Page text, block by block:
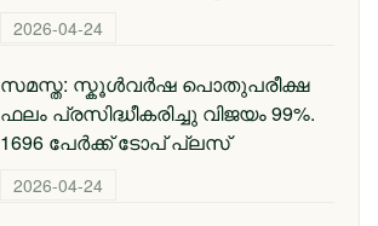
2026-04-24
സമസ്ത: സ്കൂള്‍വര്‍ഷ പൊതുപരീക്ഷ
ഫലം പ്രസിദ്ധീകരിച്ചു വിജയം 99%.
1696 പേര്‍ക്ക് ടോപ് പ്ലസ്
2026-04-24